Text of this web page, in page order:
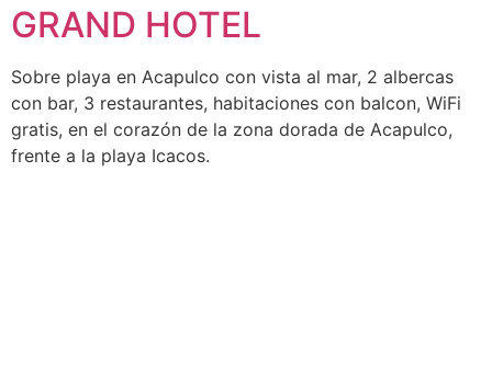
GRAND HOTEL
Sobre playa en Acapulco con vista al mar, 2 albercas
con bar, 3 restaurantes, habitaciones con balcon, WiFi
gratis, en el corazón de la zona dorada de Acapulco,
frente a la playa Icacos.